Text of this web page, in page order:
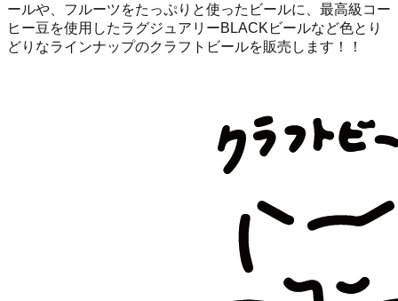
ールや、フルーツをたっぷりと使ったビールに、最高級コー
ヒー豆を使用したラグジュアリーBLACKビールなど色とり
どりなラインナップのクラフトビールを販売します！！